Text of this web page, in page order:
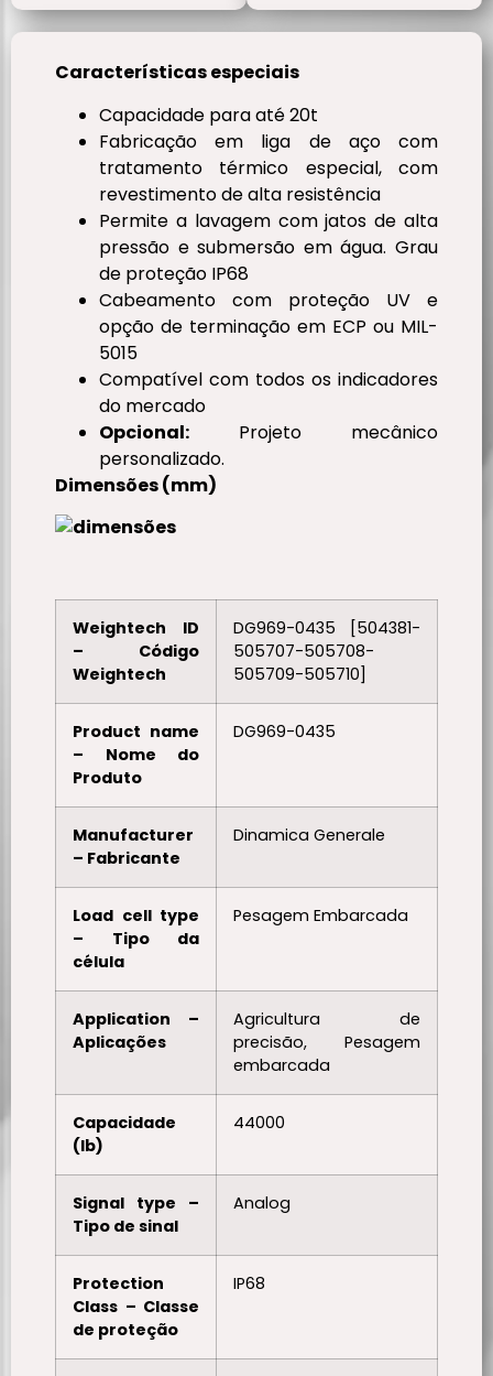
Características especiais
Capacidade para até 20t
Fabricação em liga de aço com
tratamento térmico especial, com
revestimento de alta resistência
Permite a lavagem com jatos de alta
pressão e submersão em água. Grau
de proteção IP68
Cabeamento com proteção UV e
opção de terminação em ECP ou MIL-
5015
Compatível com todos os indicadores
do mercado
Opcional: Projeto mecânico
personalizado.
Dimensões (mm)
Weightech ID
– Código
Weightech
DG969-0435 [504381-
505707-505708-
505709-505710]
Product name
– Nome do
Produto
DG969-0435
Manufacturer
– Fabricante
Dinamica Generale
Load cell type
– Tipo da
célula
Pesagem Embarcada
Application –
Aplicações
Agricultura de
precisão, Pesagem
embarcada
Capacidade
(lb)
44000
Signal type –
Tipo de sinal
Analog
Protection
Class – Classe
de proteção
IP68